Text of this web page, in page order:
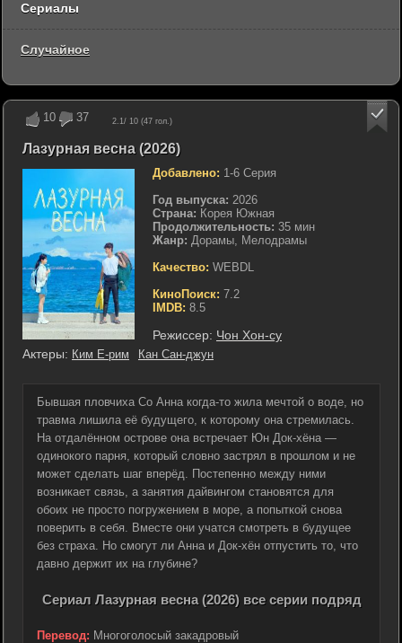
10 37 2.1/ 10 (47 гол.)
Лазурная весна (2026)
Добавлено: 1-6 Серия
Год выпуска: 2026
Страна: Корея Южная
Продолжительность: 35 мин
Жанр: Дорамы, Мелодрамы
Качество: WEBDL
КиноПоиск: 7.2
IMDB: 8.5
Режиссер: Чон Хон-су
Актеры: Ким Е-рим Кан Сан-джун
Бывшая пловчиха Со Анна когда-то жила мечтой о воде, но
травма лишила её будущего, к которому она стремилась.
На отдалённом острове она встречает Юн Док-хёна —
одинокого парня, который словно застрял в прошлом и не
может сделать шаг вперёд. Постепенно между ними
возникает связь, а занятия дайвингом становятся для
обоих не просто погружением в море, а попыткой снова
поверить в себя. Вместе они учатся смотреть в будущее
без страха. Но смогут ли Анна и Док-хён отпустить то, что
давно держит их на глубине?
Сериал Лазурная весна (2026) все серии подряд
Перевод: Многоголосый закадровый
Сериалы
Случайное